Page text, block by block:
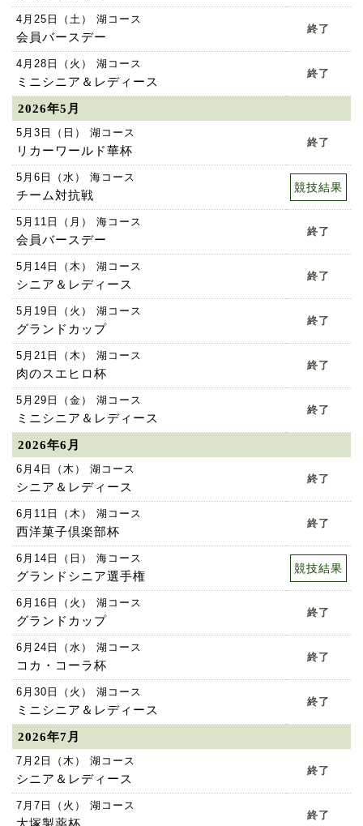
4月25日（土） 湖コース
会員バースデー
終了
4月28日（火） 湖コース
ミニシニア＆レディース
終了
2026年5月
5月3日（日） 湖コース
リカーワールド華杯
終了
5月6日（水） 海コース
チーム対抗戦
競技結果
5月11日（月） 海コース
会員バースデー
終了
5月14日（木） 湖コース
シニア＆レディース
終了
5月19日（火） 湖コース
グランドカップ
終了
5月21日（木） 湖コース
肉のスエヒロ杯
終了
5月29日（金） 湖コース
ミニシニア＆レディース
終了
2026年6月
6月4日（木） 湖コース
シニア＆レディース
終了
6月11日（木） 湖コース
西洋菓子倶楽部杯
終了
6月14日（日） 海コース
グランドシニア選手権
競技結果
6月16日（火） 湖コース
グランドカップ
終了
6月24日（水） 湖コース
コカ・コーラ杯
終了
6月30日（火） 湖コース
ミニシニア＆レディース
終了
2026年7月
7月2日（木） 湖コース
シニア＆レディース
終了
7月7日（火） 湖コース
大塚製薬杯
終了